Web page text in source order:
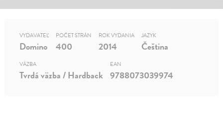
VYDAVATEĽ
Domino
POČET STRÁN
400
ROK VYDANIA
2014
JAZYK
Čeština
VÄZBA
Tvrdá väzba / Hardback
EAN
9788073039974